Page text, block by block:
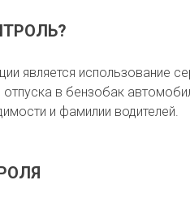
является использование
в бензобак
и фамилии водителей.